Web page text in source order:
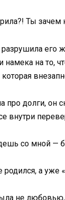
Ты зачем
разрушила его
намека на то,
про долги, он
внутри
со мной —
родился, а
не